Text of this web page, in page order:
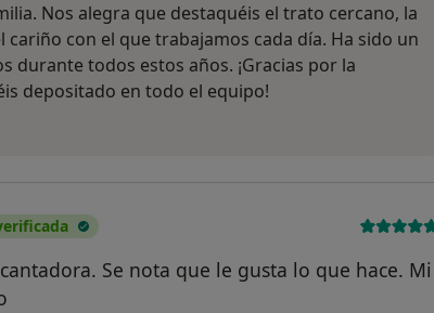
Nos alegra que destaquéis el trato cercano, la
cariño con el que trabajamos cada día. Ha sido un
durante todos estos años. ¡Gracias por la
depositado en todo el equipo!
Se nota que le gusta lo que hace. Mi